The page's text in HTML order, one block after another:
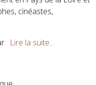
cinéastes,
Lire la suite...